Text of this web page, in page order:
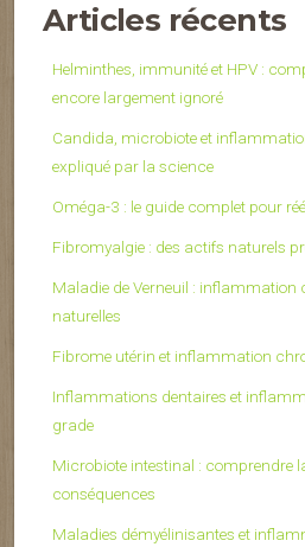
Articles récents
Helminthes, immunité et HPV :
encore largement ignoré
Candida, microbiote et
expliqué par la science
Oméga-3 : le guide complet pour
Fibromyalgie : des actifs naturels
Maladie de Verneuil : inflammation
naturelles
Fibrome utérin et inflammation
Inflammations dentaires et
grade
Microbiote intestinal : comprendre
conséquences
Maladies démyélinisantes et